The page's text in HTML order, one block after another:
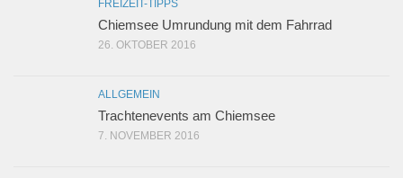
FREIZEIT-TIPPS
Chiemsee Umrundung mit dem Fahrrad
26. OKTOBER 2016
ALLGEMEIN
Trachtenevents am Chiemsee
7. NOVEMBER 2016